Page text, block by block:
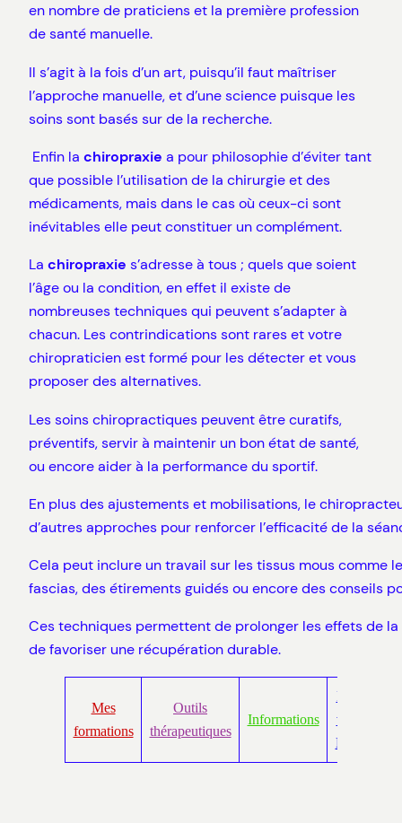
en nombre de praticiens et la première profession
de santé manuelle.
Il s’agit à la fois d’un art, puisqu’il faut maîtriser
l’approche manuelle, et d’une science puisque les
soins sont basés sur de la recherche.
Enfin la chiropraxie a pour philosophie d’éviter tant
que possible l’utilisation de la chirurgie et des
médicaments, mais dans le cas où ceux-ci sont
inévitables elle peut constituer un complément.
La chiropraxie s’adresse à tous ; quels que soient
l’âge ou la condition, en effet il existe de
nombreuses techniques qui peuvent s’adapter à
chacun. Les contrindications sont rares et votre
chiropraticien est formé pour les détecter et vous
proposer des alternatives.
Les soins chiropractiques peuvent être curatifs,
préventifs, servir à maintenir un bon état de santé,
ou encore aider à la performance du sportif.
En plus des ajustements et mobilisations, le
d’autres approches pour renforcer l’efficacité de la
Cela peut inclure un travail sur les tissus mous comme
fascias, des étirements guidés ou encore des conseils
Ces techniques permettent de prolonger les effets de la
de favoriser une récupération durable.
Mes
formations
Outils
thérapeutiques
Informations
Rendez-
vous via
Doctolib